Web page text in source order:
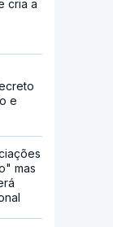
cria a
e
mas